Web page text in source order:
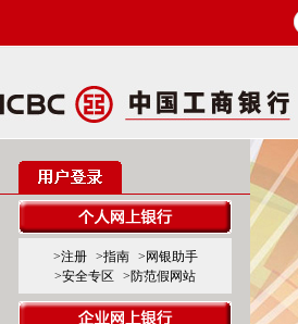
>注册 >指南
>网银助手
>安全专区
>防范假网站